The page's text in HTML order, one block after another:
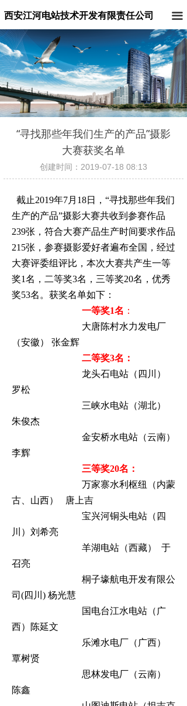
西安江河电站技术开发有限责任公司 끀
“寻找那些年我们生产的产品”摄影
大赛获奖名单
截止2019年7月 18日
，“寻找那些年我们
生产的产品”摄影大赛共收到参赛作品
239张，符合大赛产品生产时间要求作品
215张，参赛摄影爱好者遍布全国，经过
大赛评委组评比，本次大赛共产生一等
奖1名，二等奖3名，三等奖20名，优秀
奖53名。获奖名单如下：
一等奖1名 ：
大唐陈村水力发电厂
（安徽）
张金辉
二等奖3名：
龙头石电站（四川）
罗松
三峡水电站（湖北）
朱俊杰
金安桥水电站（云南）
李辉
三等奖20名：
万家寨水利枢纽（内蒙
古、山西）
唐上吉
宝兴河铜头电站（四
川）刘希亮
羊湖电站（西藏）
于
召亮
桐子壕航电开发有限公
司 (四川 ) 杨光慧
国电台江水电站（广
西）陈延文
乐滩水电厂（广西）
覃树贤
思林发电厂（云南）
陈鑫
创建时间： 2019-07-18 08:13